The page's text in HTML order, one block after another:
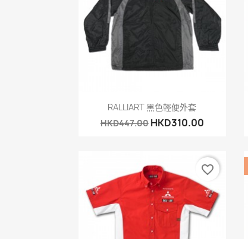
快速查看
RALLIART 黑色輕便外套
HKD447.00 HKD310.00
favorite_border